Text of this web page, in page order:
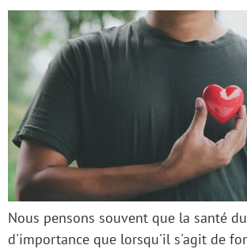
Nous pensons souvent que la santé
d'importance que lorsqu'il s'agit de